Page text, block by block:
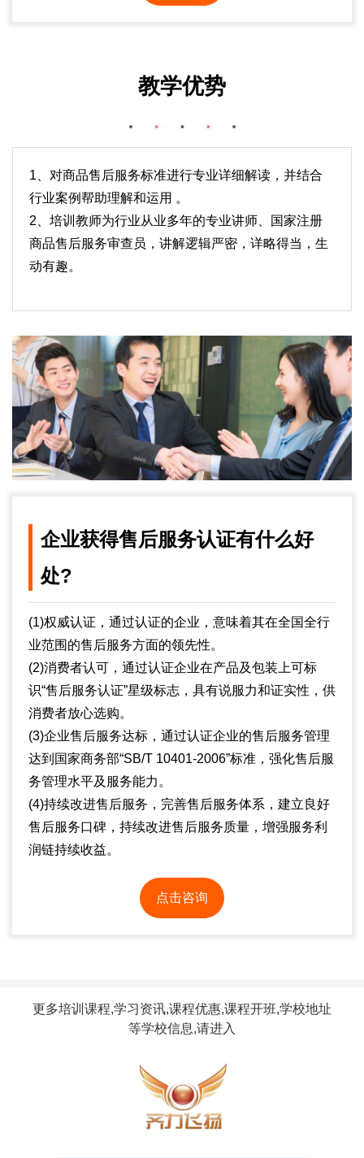
教学优势
1、对商品售后服务标准进行专业详细解读，并结合
行业案例帮助理解和运用 。
2、培训教师为行业从业多年的专业讲师、国家注册
商品售后服务审查员，讲解逻辑严密，详略得当，生
动有趣。
企业获得售后服务认证有什么好
处?
(1)权威认证，通过认证的企业，意味着其在全国全行
业范围的售后服务方面的领先性。
(2)消费者认可，通过认证企业在产品及包装上可标
识“售后服务认证”星级标志，具有说服力和证实性，供
消费者放心选购。
(3)企业售后服务达标，通过认证企业的售后服务管理
达到国家商务部“SB/T 10401-2006”标准，强化售后服
务管理水平及服务能力。
(4)持续改进售后服务，完善售后服务体系，建立良好
售后服务口碑，持续改进售后服务质量，增强服务利
润链持续收益。
点击咨询
更多培训课程,学习资讯,课程优惠,课程开班,学校地址
等学校信息,请进入